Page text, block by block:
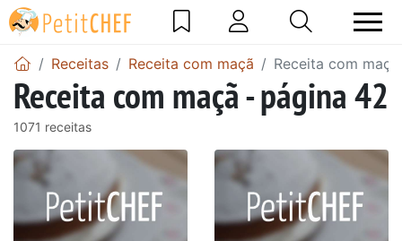
Receitas Receita com maçã Receita com
Receita com maçã - página 42
1071 receitas